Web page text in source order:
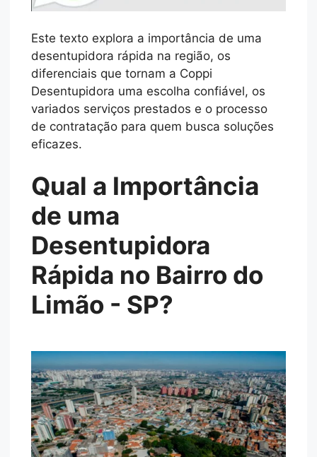
Este texto explora a importância de uma
desentupidora rápida na região, os
diferenciais que tornam a Coppi
Desentupidora uma escolha confiável, os
variados serviços prestados e o processo
de contratação para quem busca soluções
eficazes.
Qual a Importância
de uma
Desentupidora
Rápida no Bairro do
Limão - SP?